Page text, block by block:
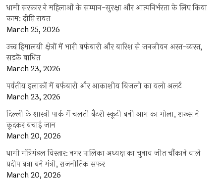
धामी सरकार ने महिलाओं के सम्मान-सुरक्षा और आत्मनिर्भरता के लिए किया
काम: दीप्ति रावत
March 25, 2026
उच्च हिमालयी क्षेत्रों में भारी बर्फबारी और बारिश से जनजीवन अस्त-व्यस्त,
सड़कें बाधित
March 23, 2026
पर्वतीय इलाकों में बर्फबारी और आकाशीय बिजली का यलो अलर्ट
March 23, 2026
दिल्ली के शास्त्री पार्क में चलती बैटरी स्कूटी बनी आग का गोला, शख्स ने
कूदकर बचाई जान
March 20, 2026
धामी मंत्रिमंडल विस्तार: नगर पालिका अध्यक्ष का चुनाव जीत चौंकाने वाले
प्रदीप बत्रा बने मंत्री, राजनीतिक सफर
March 20, 2026